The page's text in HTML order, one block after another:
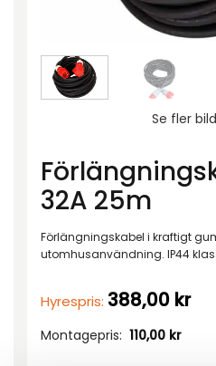
Se fler
32A 25m
Förlängningskabel i kraftigt
utomhusanvändning. IP44
Hyrespris: 388,00 kr
Montagepris: 110,00 kr